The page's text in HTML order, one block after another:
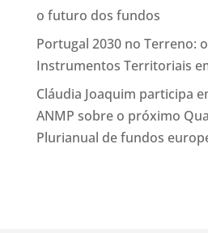
o futuro dos fundos
Portugal 2030 no Terreno:
Instrumentos Territoriais
Cláudia Joaquim participa
ANMP sobre o próximo
Plurianual de fundos